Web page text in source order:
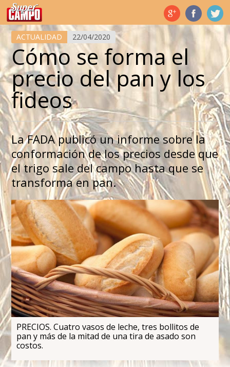
Temas de hoy
ACTUALIDAD 22/04/2020
Cómo se forma el
precio del pan y los
fideos
La FADA publicó un informe sobre la
conformación de los precios desde que
el trigo sale del campo hasta que se
transforma en pan.
PRECIOS. Cuatro vasos de leche, tres bollitos de
pan y más de la mitad de una tira de asado son
costos.